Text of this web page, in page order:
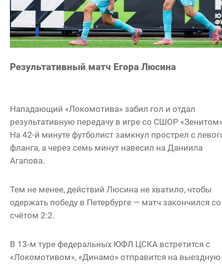
Результативный матч Егора Люсина
Нападающий «Локомотива» забил гол и отдал
результативную передачу в игре со СШОР
На 42-й минуте футболист замкнул прострел с
фланга, а через семь минут навесил на Даниила
Агапова.
Тем не менее, действий Люсина не хватило, чтобы
одержать победу в Петербурге — матч закончился со
счётом 2:2.
В 13-м туре федеральных ЮФЛ ЦСКА встретится с
«Локомотивом», «Динамо» отправится на выездную